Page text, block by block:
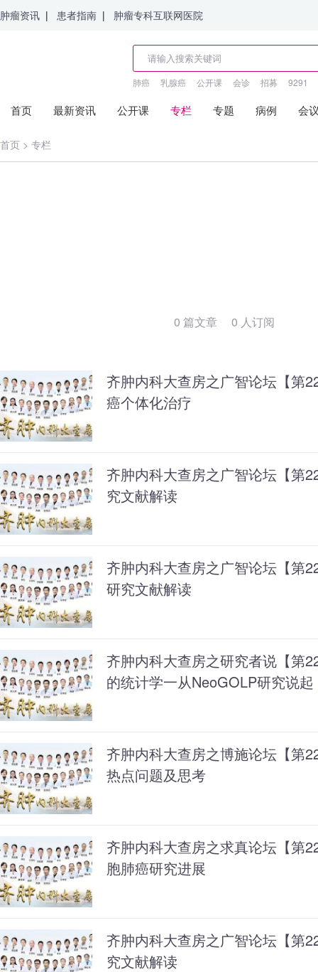
肿瘤资讯 | 患者指南 | 肿瘤专科互联网医院
肺癌 乳腺癌 公开课 会诊 招募 9291
首页 最新资讯 公开课 专栏 专题 病例 会
首页 > 专栏
0 篇文章 0 人订阅
齐肿内科大查房之广智论坛【第
癌个体化治疗
齐肿内科大查房之广智论坛【第
究文献解读
齐肿内科大查房之广智论坛【第
研究文献解读
齐肿内科大查房之研究者说【第
的统计学一从NeoGOLP研究说起
齐肿内科大查房之博施论坛【第
热点问题及思考
齐肿内科大查房之求真论坛【第
胞肺癌研究进展
齐肿内科大查房之广智论坛【第
究文献解读